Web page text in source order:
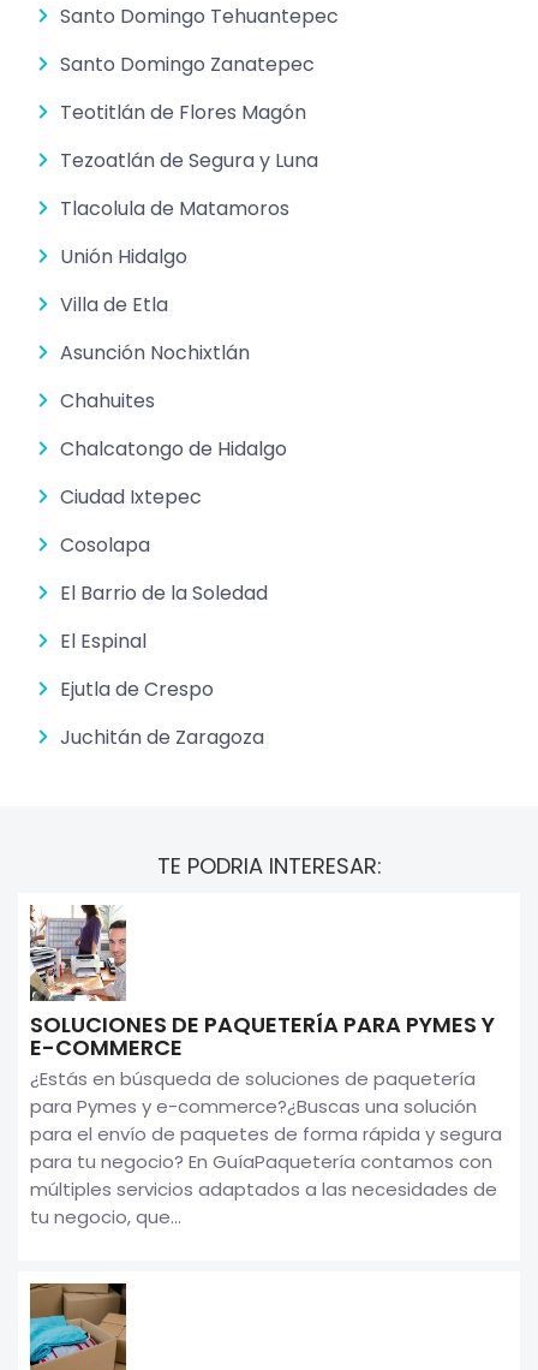
Santo Domingo Tehuantepec
Santo Domingo Zanatepec
Teotitlán de Flores Magón
Tezoatlán de Segura y Luna
Tlacolula de Matamoros
Unión Hidalgo
Villa de Etla
Asunción Nochixtlán
Chahuites
Chalcatongo de Hidalgo
Ciudad Ixtepec
Cosolapa
El Barrio de la Soledad
El Espinal
Ejutla de Crespo
Juchitán de Zaragoza
TE PODRIA INTERESAR:
SOLUCIONES DE PAQUETERÍA PARA PYMES Y
E-COMMERCE
¿Estás en búsqueda de soluciones de paquetería
para Pymes y e-commerce?¿Buscas una solución
para el envío de paquetes de forma rápida y segura
para tu negocio? En GuíaPaquetería contamos con
múltiples servicios adaptados a las necesidades de
tu negocio, que...